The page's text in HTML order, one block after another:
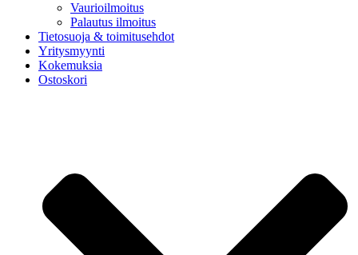
Vaurioilmoitus
Palautus ilmoitus
Tietosuoja & toimitusehdot
Yritysmyynti
Kokemuksia
Ostoskori